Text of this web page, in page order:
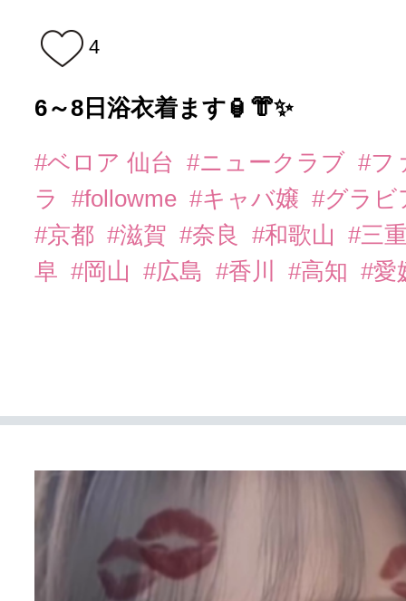
4
6～8日浴衣着ます🏮👘✨
#ベロア 仙台 #ニュークラブ #フ
ラ
#followme #キャバ嬢 #グラ
#京都 #滋賀 #奈良 #和歌山
#三
阜 #岡山 #広島 #香川 #高知 #愛